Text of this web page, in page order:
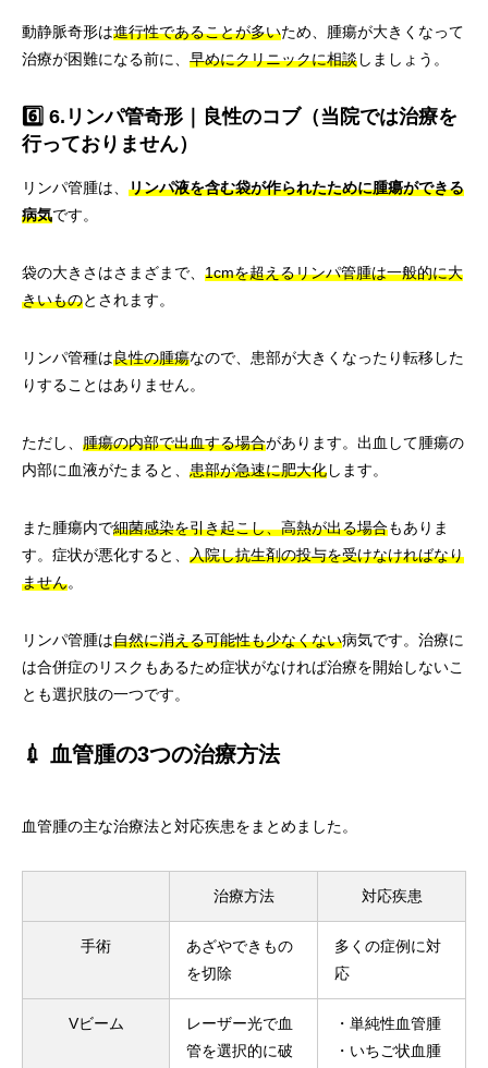
動静脈奇形は進行性であることが多いため、腫瘍が大きくなって
治療が困難になる前に、 早めにクリニックに相談しましょう。
6️⃣ 6.リンパ管奇形｜良性のコブ（当院では治療を
行っておりません）
リンパ管腫は、 リンパ液を含む袋が作られたために腫瘍ができる
病気です。
袋の大きさはさまざまで、 1cmを超えるリンパ管腫は一般的に大
きいものとされます。
リンパ管種は良性の腫瘍なので、患部が大きくなったり転移した
りすることはありません。
ただし、 腫瘍の内部で出血する場合があります。出血して腫瘍の
内部に血液がたまると、 患部が急速に肥大化します。
また腫瘍内で細菌感染を引き起こし、高熱が出る場合もありま
す。症状が悪化すると、 入院し抗生剤の投与を受けなければなり
ません。
リンパ管腫は自然に消える可能性も少なくない病気です。治療に
は合併症のリスクもあるため症状がなければ治療を開始しないこ
とも選択肢の一つです。
💉 血管腫の3つの治療方法
血管腫の主な治療法と対応疾患をまとめました。
治療方法 対応疾患
手術
あざやできもの
を切除
多くの症例に対
応
Vビーム
レーザー光で血
管を選択的に破
・単純性血管腫
・いちご状血腫